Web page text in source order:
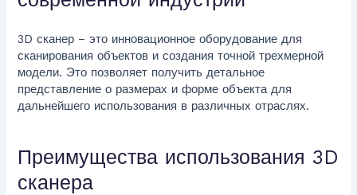
3D сканер – это инновационное оборудование для
сканирования объектов и создания точной трехмерной
модели. Это позволяет получить детальное
представление о размерах и форме объекта для
дальнейшего использования в различных отраслях.
Преимущества использования 3D
сканера